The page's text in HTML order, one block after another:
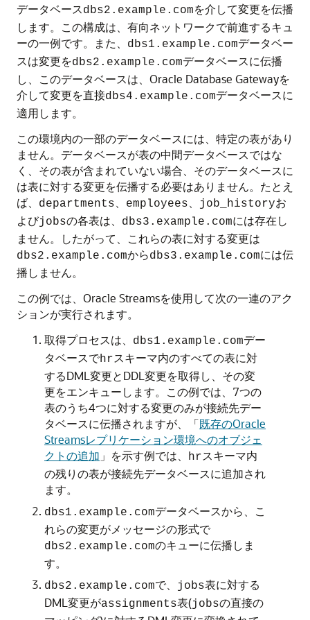
データベースdbs2.example.comを介して変更を伝播
します。この構成は、有向ネットワークで前進するキュ
ーの一例です。また、
dbs1.example.comデータベー
スは変更をdbs2.example.comデータベースに伝播
し、このデータベースは、Oracle Database Gatewayを
介して変更を直接dbs4.example.comデータベースに
適用します。
この環境内の一部のデータベースには、特定の表があり
ません。データベースが表の中間データベースではな
く、その表が含まれていない場合、そのデータベースに
は表に対する変更を伝播する必要はありません。たとえ
ば、
departments、 employees、 job_historyお
よびjobsの各表は、 dbs3.example.comには存在し
ません。したがって、これらの表に対する変更は
dbs2.example.comからdbs3.example.comには伝
播しません。
この例では、Oracle Streamsを使用して次の一連のアク
ションが実行されます。
取得プロセスは、
dbs1.example.comデー
タベースでhrスキーマ内のすべての表に対
するDML変更とDDL変更を取得し、その変
更をエンキューします。この例では、7つの
表のうち4つに対する変更のみが接続先デー
タベースに伝播されますが、
「既存のOracle
Streamsレプリケーション環境へのオブジェ
クトの追加 」 を示す例では、 hrスキーマ内
の残りの表が接続先データベースに追加され
ます。
dbs1.example.comデータベースから、こ
れらの変更がメッセージの形式で
dbs2.example.comのキューに伝播しま
す。
dbs2.example.comで、 jobs表に対する
DML変更がassignments表(jobsの直接の